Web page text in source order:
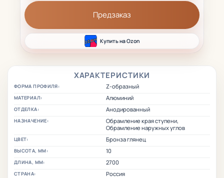
ХАРАКТЕРИСТИКИ
ФОРМА ПРОФИЛЯ: Z-образный
МАТЕРИАЛ: Алюминий
ОТДЕЛКА: Анодированный
НАЗНАЧЕНИЕ:
Обрамление края ступени,
Обрамление наружных углов
ЦВЕТ: Бронза глянец
ВЫСОТА, ММ: 10
ДЛИНА, ММ: 2700
СТРАНА:
Россия
Предзаказ
Купить на Ozon